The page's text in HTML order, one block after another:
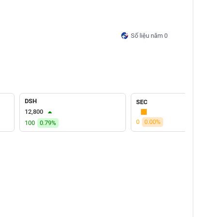
Số liệu năm 0
DSH
12,800
100
0.79%
SEC
0 0.00%